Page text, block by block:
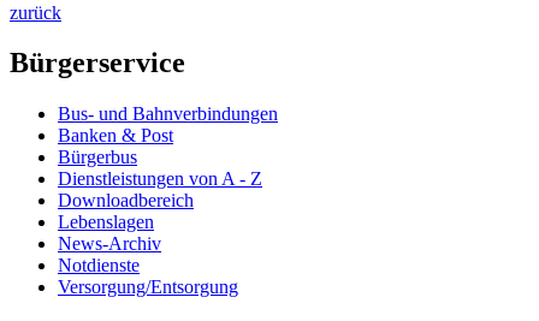
zurück
Bürgerservice
Bus- und Bahnverbindungen
Banken & Post
Bürgerbus
Dienstleistungen von A - Z
Downloadbereich
Lebenslagen
News-Archiv
Notdienste
Versorgung/Entsorgung